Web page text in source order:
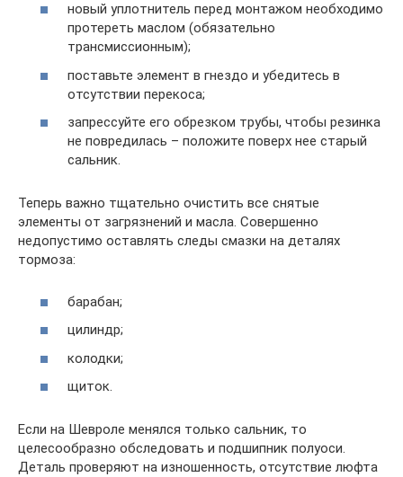
новый уплотнитель перед монтажом необходимо
протереть маслом (обязательно
трансмиссионным);
поставьте элемент в гнездо и убедитесь в
отсутствии перекоса;
запрессуйте его обрезком трубы, чтобы резинка
не повредилась – положите поверх нее старый
сальник.
Теперь важно тщательно очистить все снятые
элементы от загрязнений и масла. Совершенно
недопустимо оставлять следы смазки на деталях
тормоза:
барабан;
цилиндр;
колодки;
щиток.
Если на Шевроле менялся только сальник, то
целесообразно обследовать и подшипник полуоси.
Деталь проверяют на изношенность, отсутствие люфта